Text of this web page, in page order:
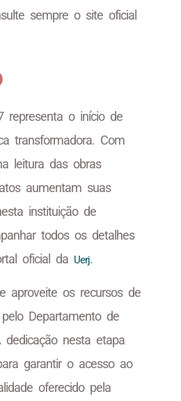
sempre o site oficial
representa o início de
transformadora. Com
leitura das obras
aumentam suas
instituição de
todos os detalhes
oficial da Uerj.
aproveite os recursos de
Departamento de
dedicação nesta etapa
garantir o acesso ao
oferecido pela